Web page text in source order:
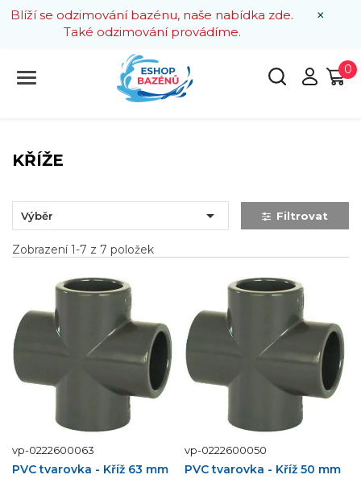
×
Blíží se odzimování bazénu, naše nabídka zde.
Také odzimování provádíme.
0
KŘÍŽE
Výběr  Filtrovat
Zobrazení 1-7 z 7 položek
vp-0222600063
PVC tvarovka - Kříž 63 mm
vp-0222600050
PVC tvarovka - Kříž 50 mm